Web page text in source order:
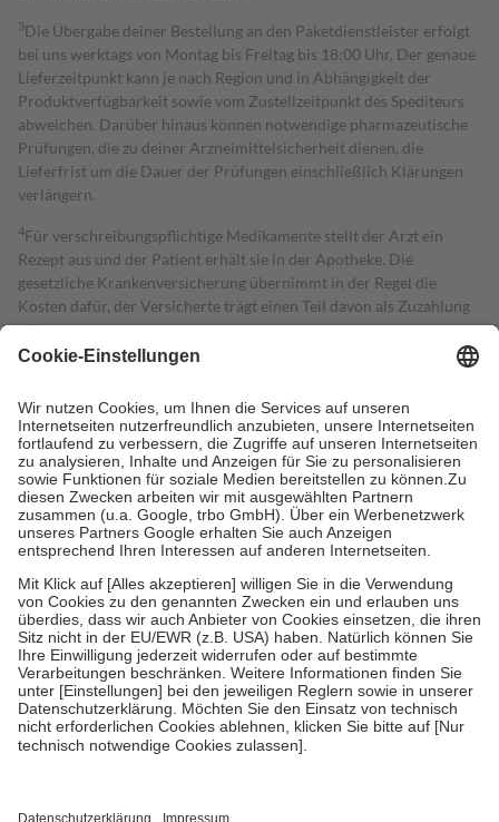
3Die Übergabe deiner Bestellung an den Paketdienstleister erfolgt
bei uns werktags von Montag bis Freitag bis 18:00 Uhr. Der genaue
Lieferzeitpunkt kann je nach Region und in Abhängigkeit der
Produktverfügbarkeit sowie vom Zustellzeitpunkt des Spediteurs
abweichen. Darüber hinaus können notwendige pharmazeutische
Prüfungen, die zu deiner Arzneimittelsicherheit dienen, die
Lieferfrist um die Dauer der Prüfungen einschließlich Klärungen
verlängern.
4Für verschreibungspflichtige Medikamente stellt der Arzt ein
Rezept aus und der Patient erhält sie in der Apotheke. Die
gesetzliche Krankenversicherung übernimmt in der Regel die
Kosten dafür, der Versicherte trägt einen Teil davon als Zuzahlung
mit.
Grundsätzlich leisten Mitglieder Zuzahlungen in Höhe von zehn
höchstens zehn Euro.
Es sind jedoch nie mehr als die tatsächlichen
Kosten der Leistung zu entrichten.
Diese Regeln gelten grundsätzlich auch für Online-Apotheken.
Bei Heilmitteln und häuslicher Krankenpflege beträgt die
Zuzahlung zehn Prozent der Kosten sowie zehn Euro je
Verordnung.
Um das Engagement der Versicherten für ihre eigene Gesundheit zu
stärken und die besondere Stellung der Familie zu unterstützen,
fallenkeine Zuzahlungenan bei:
• Kindern und Jugendlichen bis zum vollendeten 18. Lebensjahr
mit Ausnahme der Fahrkosten
• Untersuchungen zur Vorsorge und Früherkennung, die von der
GKV getragen werden
• empfohlenen Schutzimpfungen
• Harn- und Blutteststreifen
getroffen, um sicherzustellen, dass es sich um echte Bewertungen